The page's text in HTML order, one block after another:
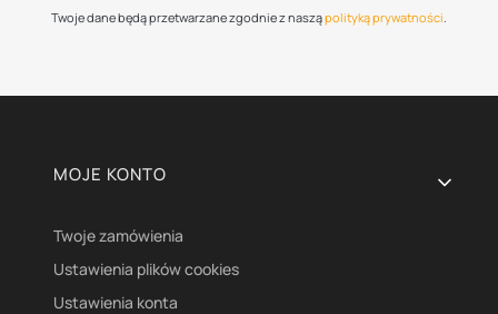
Twoje dane będą przetwarzane zgodnie z nasząpolityką prywatności
Linki w stopce
MOJE KONTO
Twoje zamówienia
Ustawienia plików cookies
Ustawienia konta